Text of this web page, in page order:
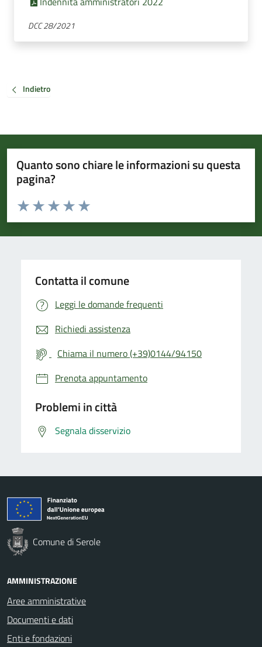
DCC 28/2021
Indietro
Quanto sono chiare le informazioni su questa
pagina?
Valuta da 1 a 5 stelle la pagina
Valuta 5 stelle su 5
Valuta 4 stelle su 5
Valuta 3 stelle su 5
Valuta 2 stelle su 5
Valuta 1 stelle su 5
Contatta il comune
Leggi le domande frequenti
Richiedi assistenza
Chiama il numero (+39)0144/94150
Prenota appuntamento
Problemi in città
Segnala disservizio
Comune di Serole
AMMINISTRAZIONE
Aree amministrative
Documenti e dati
Enti e fondazioni